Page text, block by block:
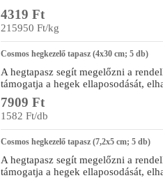
4319 Ft
215950 Ft/kg
Cosmos hegkezelő tapasz (4x30 cm; 5 db)
​A hegtapasz segít megelőzni a
támogatja a hegek ellaposodását,
7909 Ft
1582 Ft/db
Cosmos hegkezelő tapasz (7,2x5 cm; 5 db)
​A hegtapasz segít megelőzni a
támogatja a hegek ellaposodását,